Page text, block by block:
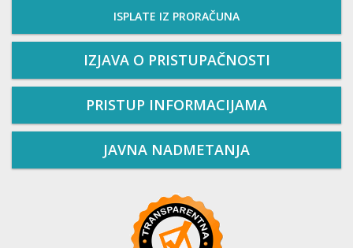
ISPLATE IZ PRORAČUNA
IZJAVA O PRISTUPAČNOSTI
PRISTUP INFORMACIJAMA
JAVNA NADMETANJA